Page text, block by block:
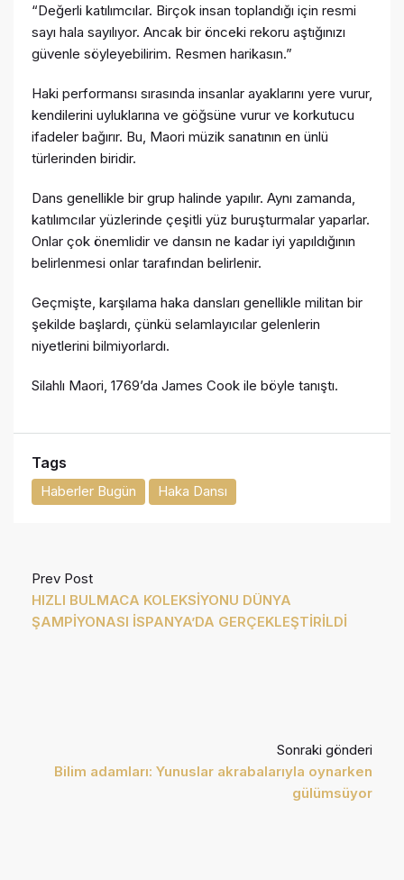
“Değerli katılımcılar. Birçok insan toplandığı için resmi
sayı hala sayılıyor. Ancak bir önceki rekoru aştığınızı
güvenle söyleyebilirim. Resmen harikasın.”
Haki performansı sırasında insanlar ayaklarını yere vurur,
kendilerini uyluklarına ve göğsüne vurur ve korkutucu
ifadeler bağırır. Bu, Maori müzik sanatının en ünlü
türlerinden biridir.
Dans genellikle bir grup halinde yapılır. Aynı zamanda,
katılımcılar yüzlerinde çeşitli yüz buruşturmalar yaparlar.
Onlar çok önemlidir ve dansın ne kadar iyi yapıldığının
belirlenmesi onlar tarafından belirlenir.
Geçmişte, karşılama haka dansları genellikle militan bir
şekilde başlardı, çünkü selamlayıcılar gelenlerin
niyetlerini bilmiyorlardı.
Silahlı Maori, 1769’da James Cook ile böyle tanıştı.
Tags
Haberler Bugün Haka Dansı
Prev Post
HIZLI BULMACA KOLEKSİYONU DÜNYA
ŞAMPİYONASI İSPANYA’DA GERÇEKLEŞTİRİLDİ
Sonraki gönderi
Bilim adamları: Yunuslar akrabalarıyla oynarken
gülümsüyor